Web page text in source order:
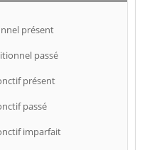
présent
passé
présent
passé
imparfait